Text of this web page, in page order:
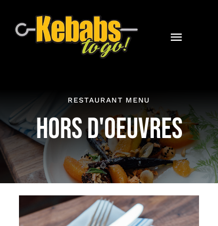
content
Toggle
Contact
Online Orders
RESTAURANT MENU
HORS D'OEUVRES